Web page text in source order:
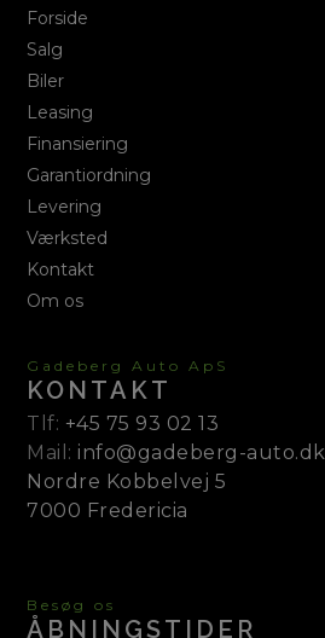
Forside
Salg
Biler
Leasing
Finansiering
Garantiordning
Levering
Værksted
Kontakt
Om os
Gadeberg Auto ApS
KONTAKT
Tlf: +45 75 93 02 13
Mail: info@gadeberg-auto.dk
Nordre Kobbelvej 5
7000 Fredericia
Besøg os
ÅBNINGSTIDER